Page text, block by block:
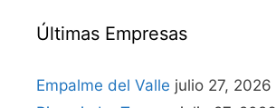
Últimas Empresas
Empalme del Valle julio 27, 2026